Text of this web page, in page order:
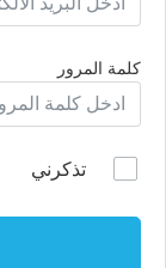
كلمة المرور
تذكرني